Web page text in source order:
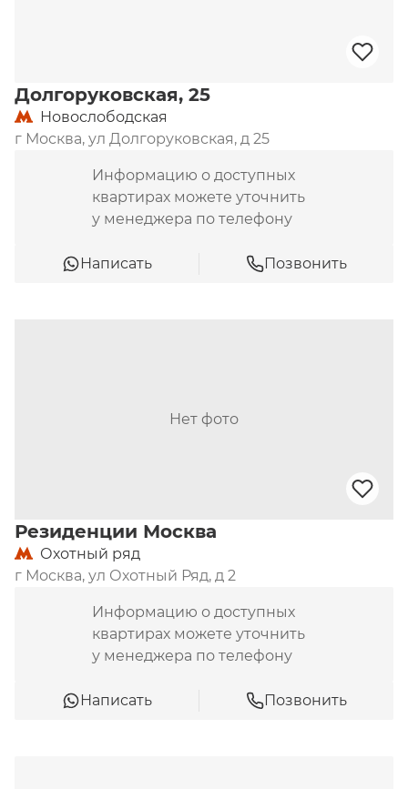
Долгоруковская, 25
Новослободская
г Москва, ул Долгоруковская, д 25
Информацию о доступных
квартирах можете уточнить
у менеджера по телефону
Написать Позвонить
Нет фото
Резиденции Москва
Охотный ряд
г Москва, ул Охотный Ряд, д 2
Информацию о доступных
квартирах можете уточнить
у менеджера по телефону
Написать Позвонить